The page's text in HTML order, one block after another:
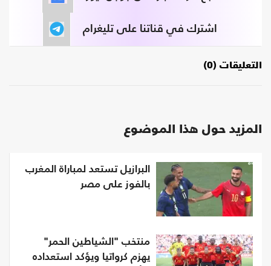
اشترك في قناتنا على تليغرام
التعليقات (0)
المزيد حول هذا الموضوع
البرازيل تستعد لمباراة المغرب
بالفوز على مصر
منتخب "الشياطين الحمر"
يهزم كرواتيا ويؤكد استعداده